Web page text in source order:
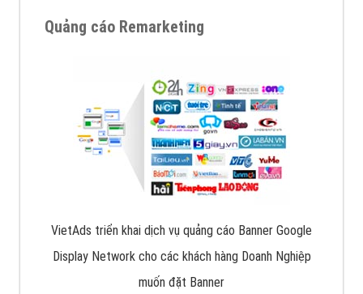
Quảng cáo Remarketing
VietAds triển khai dịch vụ quảng cáo Banner Google
Display Network cho các khách hàng Doanh Nghiệp
muốn đặt Banner